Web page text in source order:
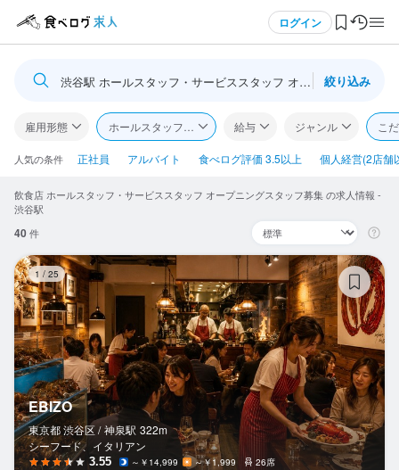
ログイン
ログイン・無料会員登録
食べログ求人TOP
求人検索
マイページ管理
閲覧履歴
気になる求人
検索履歴・保存した条件
応募履歴
WEB履歴書
渋谷駅 ホールスタッフ・サービススタッフ オープニングスタッ
絞り込み
雇用形態 ホールスタッフ・サービススタッフ
給与 ジャンル こ
人気の条件 正社員 アルバイト 食べログ評価 3.5以上 個人経営(2店舗
飲食店 ホールスタッフ・サービススタッフ オープニングスタッフ募集 の求人情報 -
渋谷駅
40件
1 / 25
EBIZO
東京都 渋谷区 / 神泉駅 322m
シーフード、イタリアン
3.55 ～￥14,999 ～￥1,999 26席